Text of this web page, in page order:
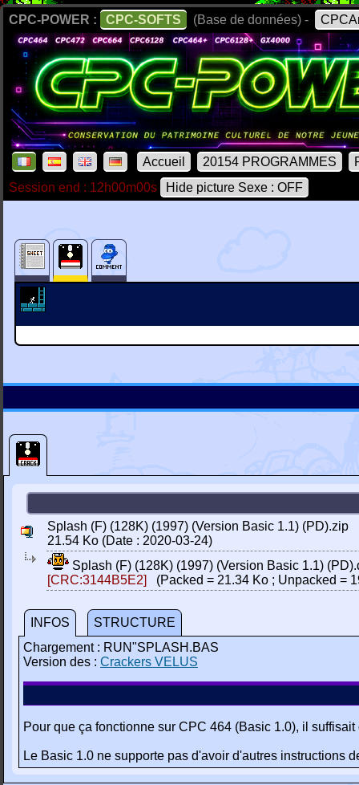
CPC-POWER : CPC-SOFTS (Base de données) -
Accueil 20154 PROGRAMMES
Session end : 12h00m00s
Hide picture Sexe : OFF
Splash (F) (128K) (1997) (Version Basic 1.1) (PD).zip
21.54 Ko (Date : 2020-03-24)
Splash (F) (128K) (1997) (Version Basic 1.1)
[CRC:3144B5E2]
(Packed = 21.34 Ko ; Unpacked =
INFOS
STRUCTURE
Chargement : RUN"SPLASH.BAS
Version des : Crackers VELUS
Pour que ça fonctionne sur CPC 464 (Basic 1.0), il
Le Basic 1.0 ne supporte pas d'avoir d'autres instructions